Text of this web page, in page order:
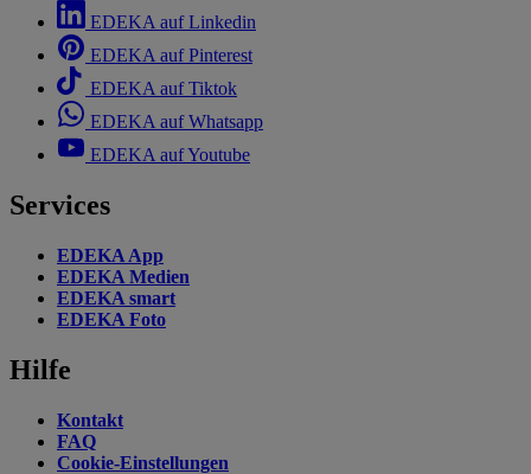
EDEKA auf Linkedin
EDEKA auf Pinterest
EDEKA auf Tiktok
EDEKA auf Whatsapp
EDEKA auf Youtube
Services
EDEKA App
EDEKA Medien
EDEKA smart
EDEKA Foto
Hilfe
Kontakt
FAQ
Cookie-Einstellungen